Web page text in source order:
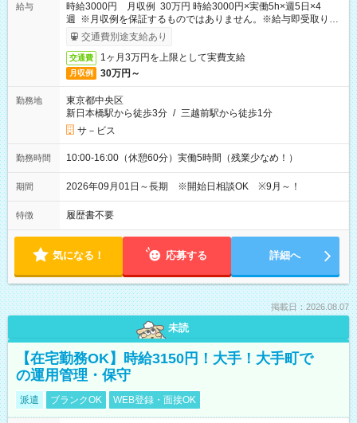
給与
時給3000円 月収例 30万円 時給3000円×実働5h×週5日×4
週 ※月収例を保証するものではありません。※給与即受取りサ
ービス利用可（利用条件有）
交通費別途支給あり
交通費 1ヶ月3万円を上限として実費支給
月収例 30万円～
勤務地
東京都中央区
新日本橋駅から徒歩3分 / 三越前駅から徒歩1分
サ－ビス
勤務時間 10:00-16:00（休憩60分）実働5時間（残業少なめ！）
期間 2026年09月01日～長期 ※開始日相談OK ※9月～！
特徴 履歴書不要
気になる！ 応募する 詳細へ
掲載日：2026.08.07
未読
【在宅勤務OK】時給3150円！大手！大手町で
の運用管理・保守
派遣 ブランクOK WEB登録・面接OK